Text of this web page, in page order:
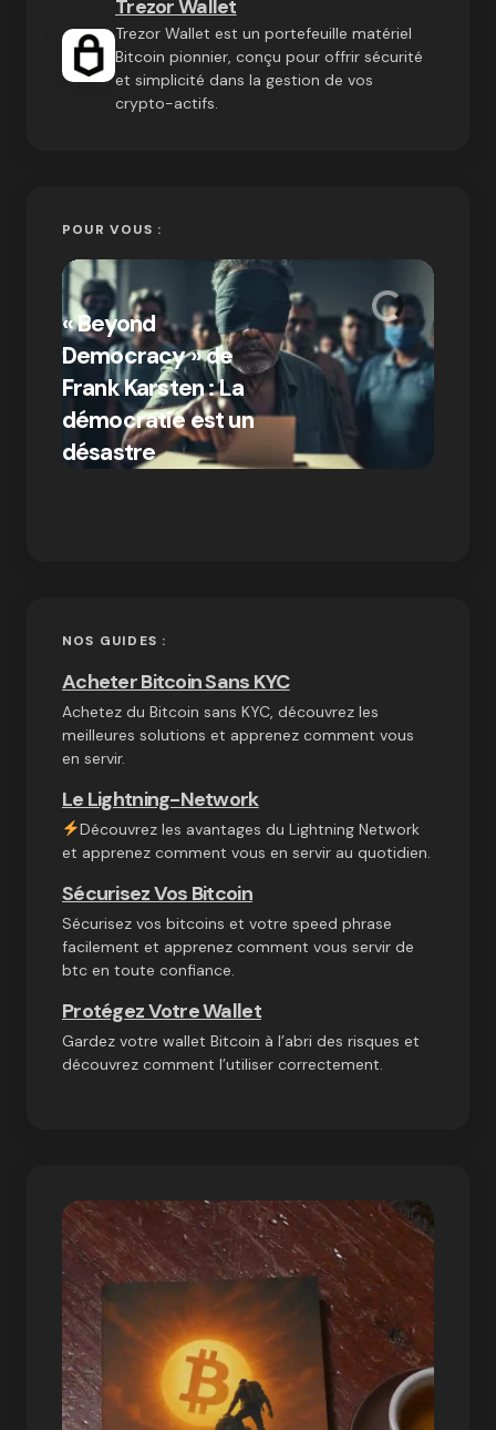
Trezor Wallet
Trezor Wallet est un portefeuille matériel
Bitcoin pionnier, conçu pour offrir sécurité
et simplicité dans la gestion de vos
crypto-actifs.
POUR VOUS :
« Beyond
Democracy » de
Frank Karsten : La
démocratie est un
désastre
par Ines Aissani
on 03/10/2024
NOS GUIDES :
Acheter Bitcoin Sans KYC
Achetez du Bitcoin sans KYC, découvrez les
meilleures solutions et apprenez comment vous
en servir.
Le Lightning-Network
Découvrez les avantages du Lightning Network
et apprenez comment vous en servir au quotidien.
Sécurisez Vos Bitcoin
Sécurisez vos bitcoins et votre speed phrase
facilement et apprenez comment vous servir de
btc en toute confiance.
Protégez Votre Wallet
Gardez votre wallet Bitcoin à l’abri des risques et
découvrez comment l’utiliser correctement.